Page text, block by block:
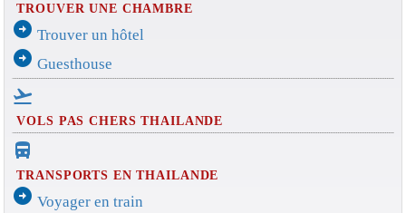
TROUVER UNE CHAMBRE
arrow_circle_right Trouver un hôtel
arrow_circle_right Guesthouse
flight_takeoff
VOLS PAS CHERS THAILANDE
directions_bus_filled
TRANSPORTS EN THAILANDE
arrow_circle_right Voyager en train